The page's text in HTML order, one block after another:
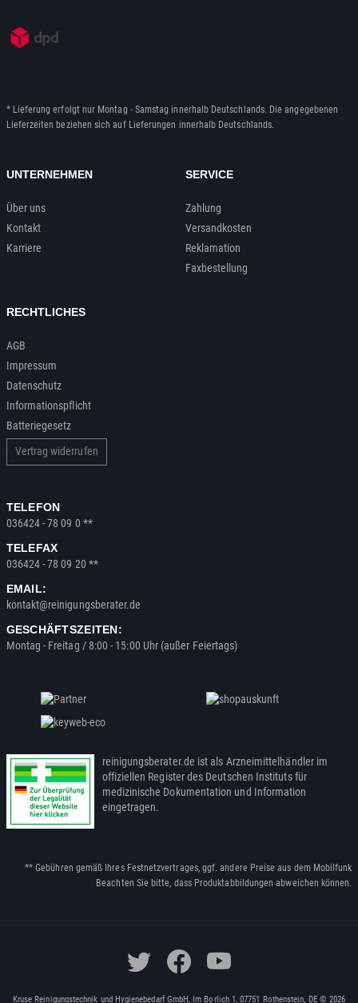
* Lieferung erfolgt nur Montag - Samstag innerhalb Deutschlands. Die angegebenen
Lieferzeiten beziehen sich auf Lieferungen innerhalb Deutschlands.
UNTERNEHMEN
Über uns
Kontakt
Karriere
SERVICE
Zahlung
Versandkosten
Reklamation
Faxbestellung
RECHTLICHES
AGB
Impressum
Datenschutz
Informationspflicht
Batteriegesetz
Vertrag widerrufen
TELEFON
036424 - 78 09 0 **
TELEFAX
036424 - 78 09 20 **
EMAIL:
kontakt@reinigungsberater.de
GESCHÄFTSZEITEN:
Montag - Freitag / 8:00 - 15:00 Uhr (außer Feiertags)
reinigungsberater.de ist als Arzneimittelhändler im
offiziellen Register des Deutschen Instituts für
medizinische Dokumentation und Information
eingetragen.
** Gebühren gemäß Ihres Festnetzvertrages, ggf. andere Preise aus dem Mobilfunk
Beachten Sie bitte, dass Produktabbildungen abweichen können.
Kruse Reinigungstechnik und Hygienebedarf GmbH, Im Borlich 1, 07751 Rothenstein, DE © 2026